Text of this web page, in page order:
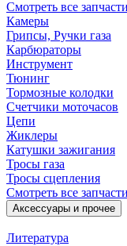
Смотреть все
Камеры
Грипсы, Ручки газа
Карбюраторы
Инструмент
Тюнинг
Тормозные колодки
Счетчики моточасов
Цепи
Жиклеры
Катушки зажигания
Тросы газа
Тросы сцепления
Смотреть все
Аксессуары и прочее
Литература